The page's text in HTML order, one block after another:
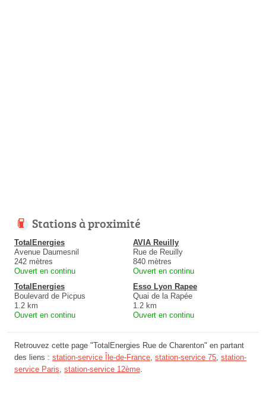
Stations à proximité
TotalEnergies
Avenue Daumesnil
242 mètres
Ouvert en continu
AVIA Reuilly
Rue de Reuilly
840 mètres
Ouvert en continu
TotalEnergies
Boulevard de Picpus
1.2 km
Ouvert en continu
Esso Lyon Rapee
Quai de la Rapée
1.2 km
Ouvert en continu
Retrouvez cette page "TotalEnergies Rue de Charenton" en partant
des liens : station-service Île-de-France, station-service 75, station-
service Paris, station-service 12ème.